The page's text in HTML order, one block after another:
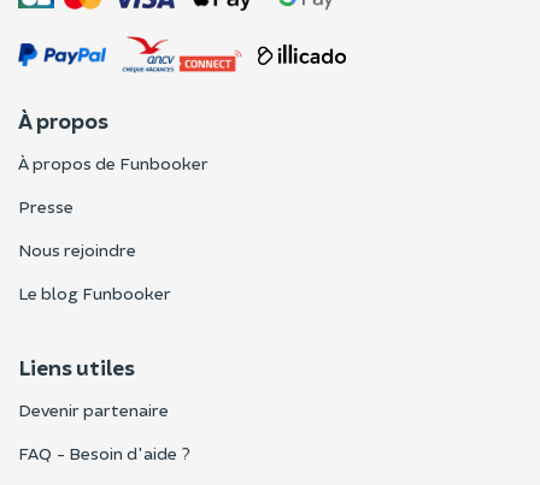
À propos
À propos de Funbooker
Presse
Nous rejoindre
Le blog Funbooker
Liens utiles
Devenir partenaire
FAQ - Besoin d'aide ?